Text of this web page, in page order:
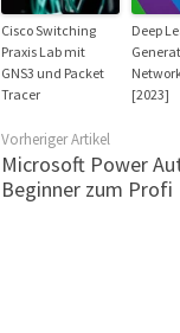
Cisco Switching
Praxis Lab mit
GNS3 und Packet
Tracer
Deep
[2023]
Vorheriger Artikel
Microsoft Power
Beginner zum Profi